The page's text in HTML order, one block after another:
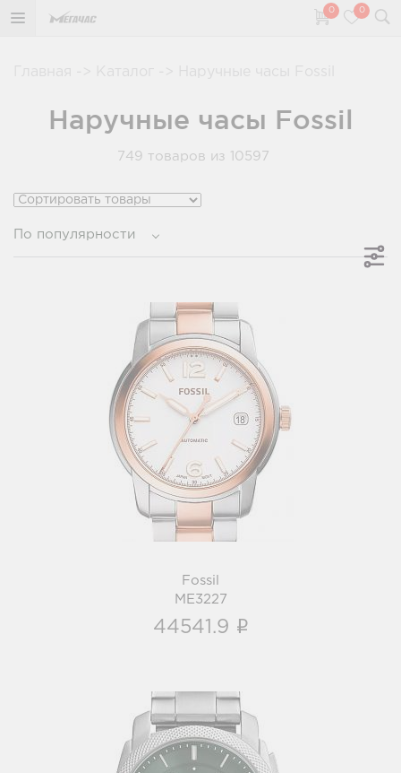
0 0
Наручные часы Fossil
749 товаров из 10597
По популярности
Fossil
ME3227
i
Fossil
ME3227
44541.9 i